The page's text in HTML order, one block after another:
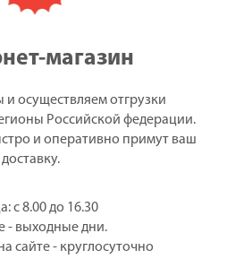
магазин
осуществляем отгрузки
Российской федерации.
и оперативно примут ваш
с 8.00 до 16.30
- выходные дни.
сайте - круглосуточно